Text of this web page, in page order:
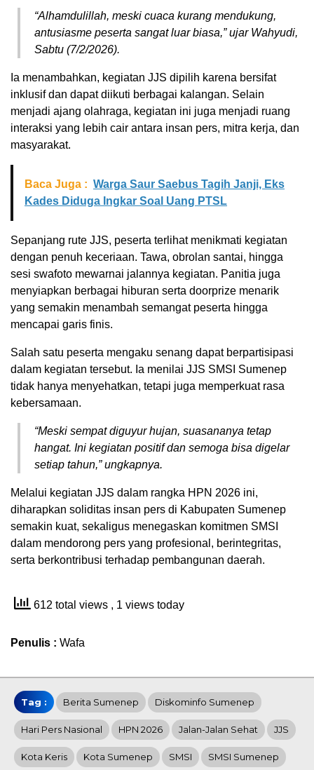
“Alhamdulillah, meski cuaca kurang mendukung,
antusiasme peserta sangat luar biasa,” ujar Wahyudi,
Sabtu (7/2/2026).
Ia menambahkan, kegiatan JJS dipilih karena bersifat
inklusif dan dapat diikuti berbagai kalangan. Selain
menjadi ajang olahraga, kegiatan ini juga menjadi ruang
interaksi yang lebih cair antara insan pers, mitra kerja, dan
masyarakat.
Baca Juga : Warga Saur Saebus Tagih Janji, Eks
Kades Diduga Ingkar Soal Uang PTSL
Sepanjang rute JJS, peserta terlihat menikmati kegiatan
dengan penuh keceriaan. Tawa, obrolan santai, hingga
sesi swafoto mewarnai jalannya kegiatan. Panitia juga
menyiapkan berbagai hiburan serta doorprize menarik
yang semakin menambah semangat peserta hingga
mencapai garis finis.
Salah satu peserta mengaku senang dapat berpartisipasi
dalam kegiatan tersebut. Ia menilai JJS SMSI Sumenep
tidak hanya menyehatkan, tetapi juga memperkuat rasa
kebersamaan.
“Meski sempat diguyur hujan, suasananya tetap
hangat. Ini kegiatan positif dan semoga bisa digelar
setiap tahun,” ungkapnya.
Melalui kegiatan JJS dalam rangka HPN 2026 ini,
diharapkan soliditas insan pers di Kabupaten Sumenep
semakin kuat, sekaligus menegaskan komitmen SMSI
dalam mendorong pers yang profesional, berintegritas,
serta berkontribusi terhadap pembangunan daerah.
612 total views , 1 views today
Penulis : Wafa
Tag : Berita Sumenep Diskominfo Sumenep
Hari Pers Nasional HPN 2026 Jalan-Jalan Sehat JJS
Kota Keris Kota Sumenep SMSI SMSI Sumenep